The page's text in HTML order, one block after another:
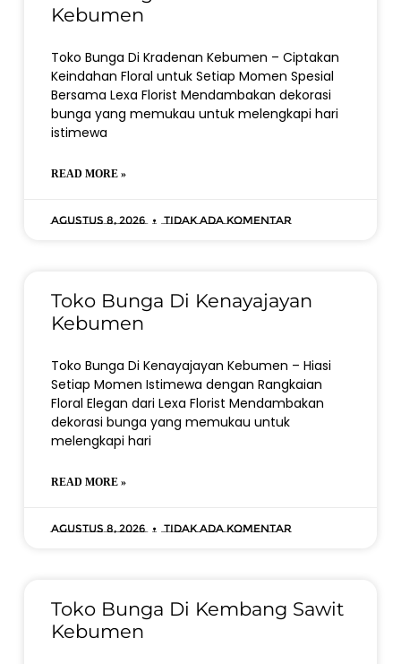
Kebumen
Toko Bunga Di Kradenan Kebumen – Ciptakan
Keindahan Floral untuk Setiap Momen Spesial
Bersama Lexa Florist Mendambakan dekorasi
bunga yang memukau untuk melengkapi hari
istimewa
READ MORE »
Agustus 8, 2026 Tidak ada komentar
Toko Bunga Di Kenayajayan
Kebumen
Toko Bunga Di Kenayajayan Kebumen – Hiasi
Setiap Momen Istimewa dengan Rangkaian
Floral Elegan dari Lexa Florist Mendambakan
dekorasi bunga yang memukau untuk
melengkapi hari
READ MORE »
Agustus 8, 2026 Tidak ada komentar
Toko Bunga Di Kembang Sawit
Kebumen